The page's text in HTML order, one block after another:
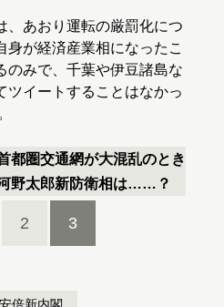
あおり運転の厳罰化につ
身が経済産業相になったこ
のみで、千葉や伊豆諸島な
ツイートすることはなかっ
都圏交通網が大混乱のとき
野太郎新防衛相は……？
2 3
安倍新内閣